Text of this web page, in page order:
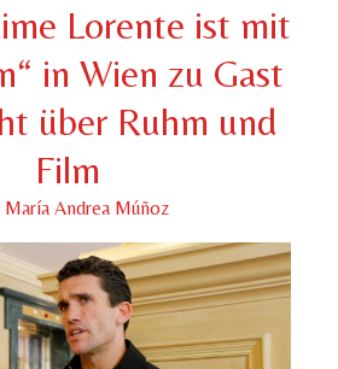
Lorente ist mit
in Wien zu Gast
über Ruhm und
Film
María Andrea Múñoz